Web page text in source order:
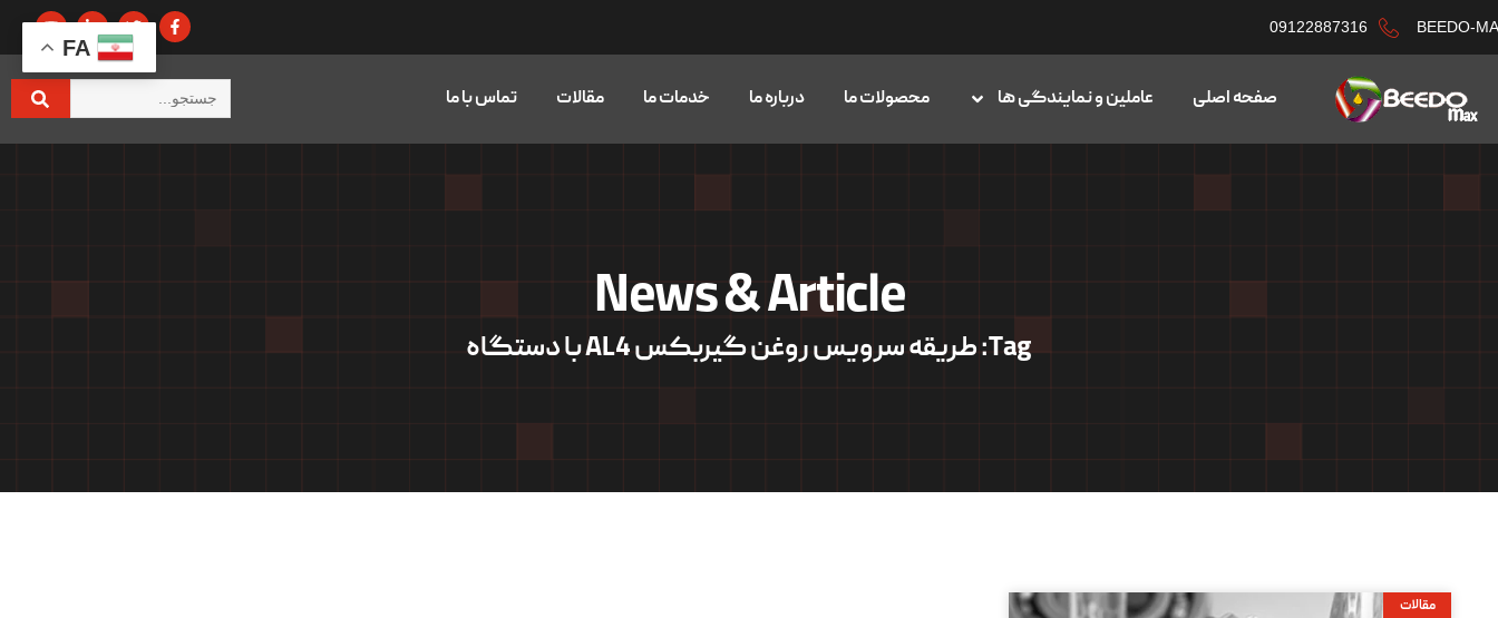
BEEDO-
09122887316
صفحه اصلی عاملین و نمایندگی ها محصولات ما درباره ما خدمات ما مقالات تماس با ما
News & Article
Tag: طریقه سرویس روغن گیربکس AL4 با دستگاه
مقالات
FA